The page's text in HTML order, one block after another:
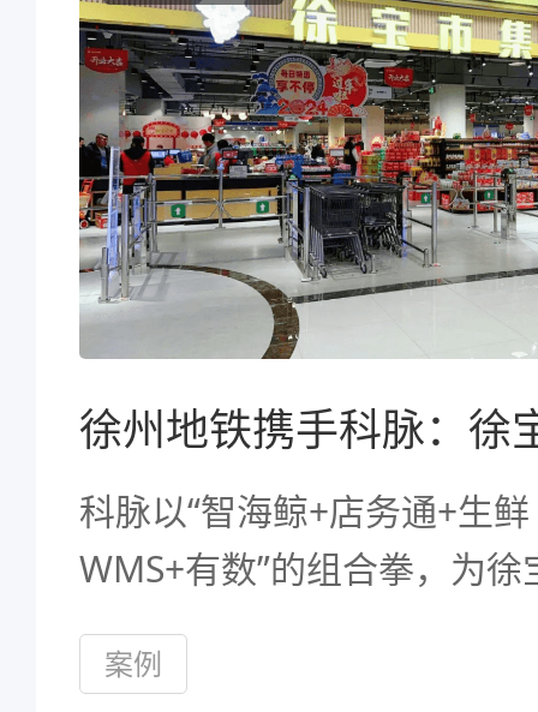
科脉以“智海鲸+店务通+生鲜
WMS+有数”的组合拳，为徐
构建了全链路的数字解决方
据真正成为驱动生鲜流通的
案例